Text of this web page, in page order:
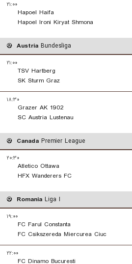
۲۱:۰۰
Hapoel Haifa
Hapoel Ironi Kiryat Shmona
Austria Bundesliga
۲۱:۰۰
TSV Hartberg
SK Sturm Graz
۱۸:۳۰
Grazer AK 1902
SC Austria Lustenau
Canada Premier League
۲۰:۳۰
Atletico Ottawa
HFX Wanderers FC
Romania Liga I
۱۹:۰۰
FC Farul Constanta
FC Csikszereda Miercurea Ciuc
۲۲:۰۰
FC Dinamo Bucuresti